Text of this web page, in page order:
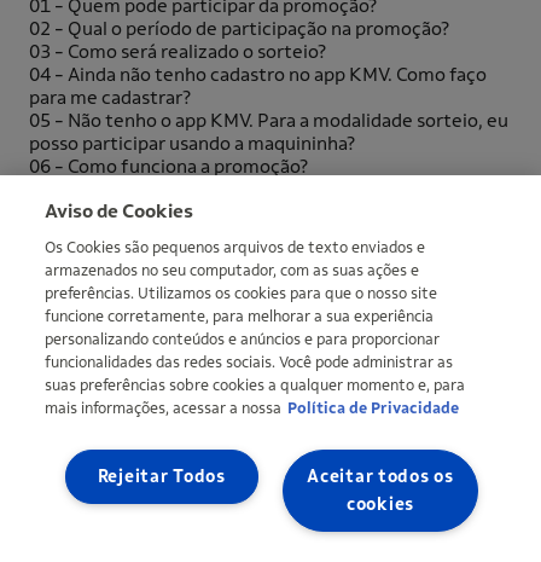
01 - Quem pode participar da promoção?
02 - Qual o período de participação na promoção?
03 - Como será realizado o sorteio?
04 - Ainda não tenho cadastro no app KMV. Como faço
para me cadastrar?
05 - Não tenho o app KMV. Para a modalidade sorteio, eu
posso participar usando a maquininha?
06 - Como funciona a promoção?
Ver mais More informations
Copyright © Ipiranga Produtos de Petróleo SA 2026 | CNPJ:
Site mapPrivacy Policy Definir meus cookies
Aviso de Cookies
Os Cookies são pequenos arquivos de texto enviados e
armazenados no seu computador, com as suas ações e
preferências. Utilizamos os cookies para que o nosso site
funcione corretamente, para melhorar a sua experiência
personalizando conteúdos e anúncios e para proporcionar
funcionalidades das redes sociais. Você pode administrar as
suas preferências sobre cookies a qualquer momento e, para
mais informações, acessar a nossa Política de Privacidade
Aceitar todos os
cookies
Rejeitar Todos